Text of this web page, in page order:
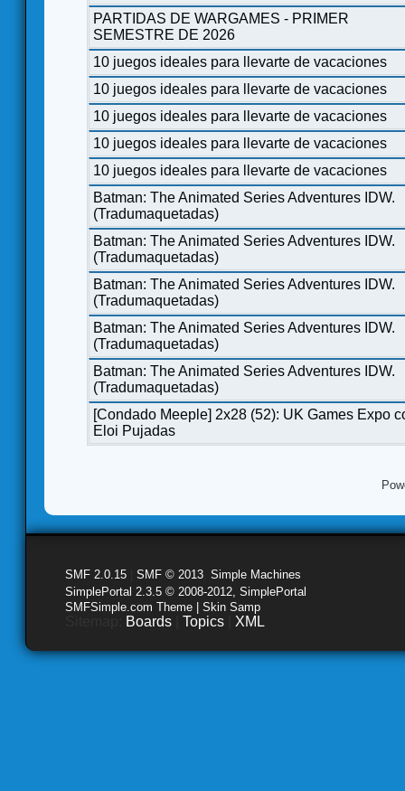
PARTIDAS DE WARGAMES - PRIMER
SEMESTRE DE 2026
10 juegos ideales para llevarte de vacaciones
10 juegos ideales para llevarte de vacaciones
10 juegos ideales para llevarte de vacaciones
10 juegos ideales para llevarte de vacaciones
10 juegos ideales para llevarte de vacaciones
Batman: The Animated Series Adventures IDW.
(Tradumaquetadas)
Batman: The Animated Series Adventures IDW.
(Tradumaquetadas)
Batman: The Animated Series Adventures IDW.
(Tradumaquetadas)
Batman: The Animated Series Adventures IDW.
(Tradumaquetadas)
Batman: The Animated Series Adventures IDW.
(Tradumaquetadas)
[Condado Meeple] 2x28 (52): UK Games Expo
Eloi Pujadas
SMF 2.0.15 SMF © 2013 Simple Machines
SimplePortal 2.3.5 © 2008-2012, SimplePortal
SMFSimple.com Theme | Skin Samp
Boards Topics XML